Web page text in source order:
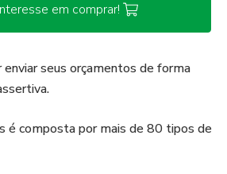
em comprar!
seus orçamentos de forma
é composta por mais de 80 tipos de